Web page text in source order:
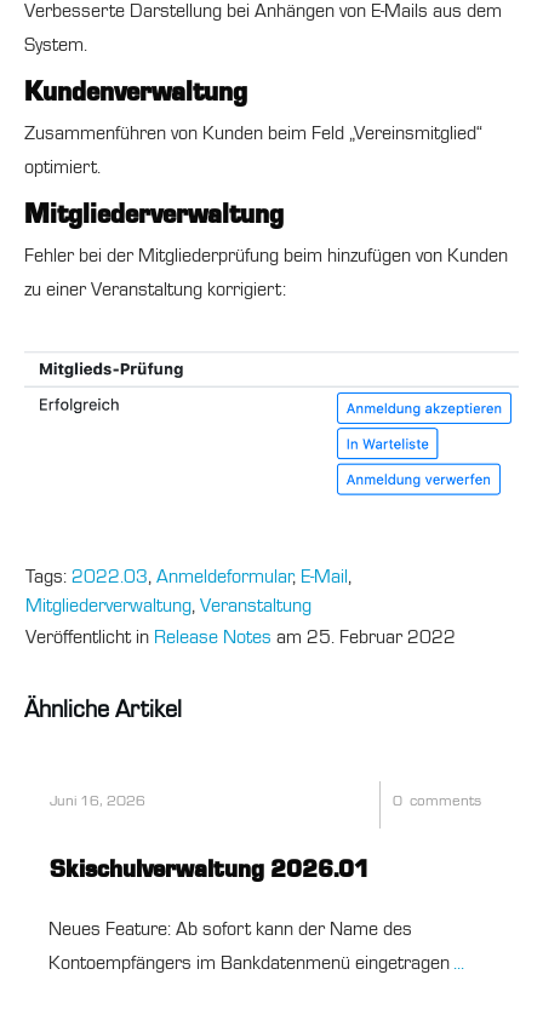
Verbesserte Darstellung bei Anhängen von E-Mails aus dem
System.
Kundenverwaltung
Zusammenführen von Kunden beim Feld „Vereinsmitglied“
optimiert.
Mitgliederverwaltung
Fehler bei der Mitgliederprüfung beim hinzufügen von Kunden
zu einer Veranstaltung korrigiert:
Tags: 2022.03, Anmeldeformular, E-Mail ,
Mitgliederverwaltung, Veranstaltung
Veröffentlicht in Release Notes am 25. Februar 2022
Ähnliche Artikel
Juni 16, 2026 0 comments
Skischulverwaltung 2026.01
Neues Feature: Ab sofort kann der Name des
Kontoempfängers im Bankdatenmenü eingetragen ...